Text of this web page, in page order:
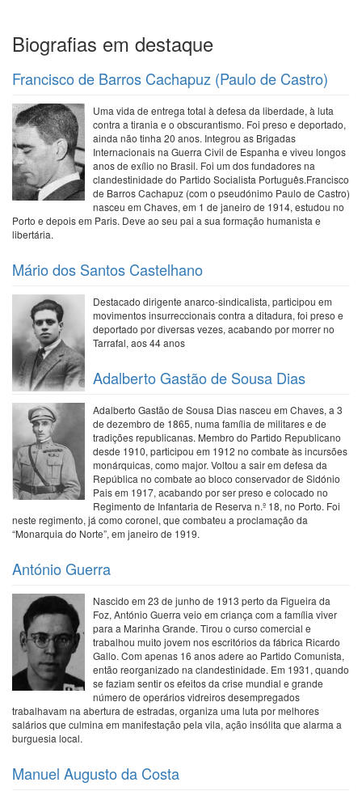
Biografias em destaque
Francisco de Barros Cachapuz (Paulo de Castro)
Uma vida de entrega total à defesa da liberdade, à luta
contra a tirania e o obscurantismo. Foi preso e deportado,
ainda não tinha 20 anos. Integrou as Brigadas
Internacionais na Guerra Civil de Espanha e viveu longos
anos de exílio no Brasil. Foi um dos fundadores na
clandestinidade do Partido Socialista Português.Francisco
de Barros Cachapuz (com o pseudónimo Paulo de Castro)
nasceu em Chaves, em 1 de janeiro de 1914, estudou no
Porto e depois em Paris. Deve ao seu pai a sua formação humanista e
libertária.
Mário dos Santos Castelhano
Destacado dirigente anarco-sindicalista, participou em
movimentos insurreccionais contra a ditadura, foi preso e
deportado por diversas vezes, acabando por morrer no
Tarrafal, aos 44 anos
Adalberto Gastão de Sousa Dias
Adalberto Gastão de Sousa Dias nasceu em Chaves, a 3
de dezembro de 1865, numa família de militares e de
tradições republicanas. Membro do Partido Republicano
desde 1910, participou em 1912 no combate às incursões
monárquicas, como major. Voltou a sair em defesa da
República no combate ao bloco conservador de Sidónio
Pais em 1917, acabando por ser preso e colocado no
Regimento de Infantaria de Reserva n.º 18, no Porto. Foi
neste regimento, já como coronel, que combateu a proclamação da
“Monarquia do Norte”, em janeiro de 1919.
António Guerra
Nascido em 23 de junho de 1913 perto da Figueira da
Foz, António Guerra veio em criança com a família viver
para a Marinha Grande. Tirou o curso comercial e
trabalhou muito jovem nos escritórios da fábrica Ricardo
Gallo. Com apenas 16 anos adere ao Partido Comunista,
então reorganizado na clandestinidade. Em 1931, quando
se faziam sentir os efeitos da crise mundial e grande
número de operários vidreiros desempregados
trabalhavam na abertura de estradas, organiza uma luta por melhores
salários que culmina em manifestação pela vila, ação insólita que alarma a
burguesia local.
Manuel Augusto da Costa